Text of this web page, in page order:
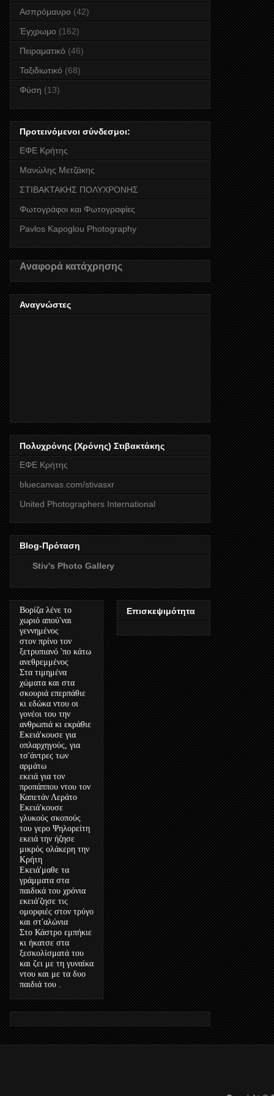
Ασπρόμαυρο (42)
Έγχρωμο (162)
Πειραματικό (46)
Ταξιδιωτικό (68)
Φύση (13)
Προτεινόμενοι σύνδεσμοι:
ΕΦΕ Κρήτης
Μανώλης Μετζάκης
ΣΤΙΒΑΚΤΑΚΗΣ ΠΟΛΥΧΡΟΝΗΣ
Φωτογράφοι και Φωτογραφίες
Pavlos Kapoglou Photography
Αναφορά κατάχρησης
Αναγνώστες
Πολυχρόνης (Χρόνης) Στιβακτάκης
ΕΦΕ Κρήτης
bluecanvas.com/stivasxr
United Photographers International
Blog-Πρόταση
Stiv's Photo Gallery
Βορίζα λένε το
χωριό απού'ναι
γεννημένος
στον πρίνο τον
ξετρυπιανό 'πο κάτω
ανεθρεμμένος
Στα τιμημένα
χώματα και στα
σκουριά επερπάθιε
κι εδώκα ντου οι
γονέοι του την
ανθρωπιά κι εκράθιε
Εκειά'κουσε για
οπλαρχηγούς, για
τσ'άντρες των
αρμάτω
εκειά για τον
προπάππου ντου τον
Καπετάν Λεράτο
Εκειά'κουσε
γλυκούς σκοπούς
του γερο Ψηλορείτη
εκειά την ήζησε
μικρός ολάκερη την
Κρήτη
Εκειά'μαθε τα
γράμματα στα
παιδικά του χρόνια
εκειά'ζησε τις
ομορφιές στον τρύγο
και στ'αλώνια
Στο Κάστρο εμπήκιε
κι ήκατσε στα
ξεσκολίσματά του
και ζει με τη γυναίκα
ντου και με τα δυο
παιδιά του .
Επισκεψιμότητα